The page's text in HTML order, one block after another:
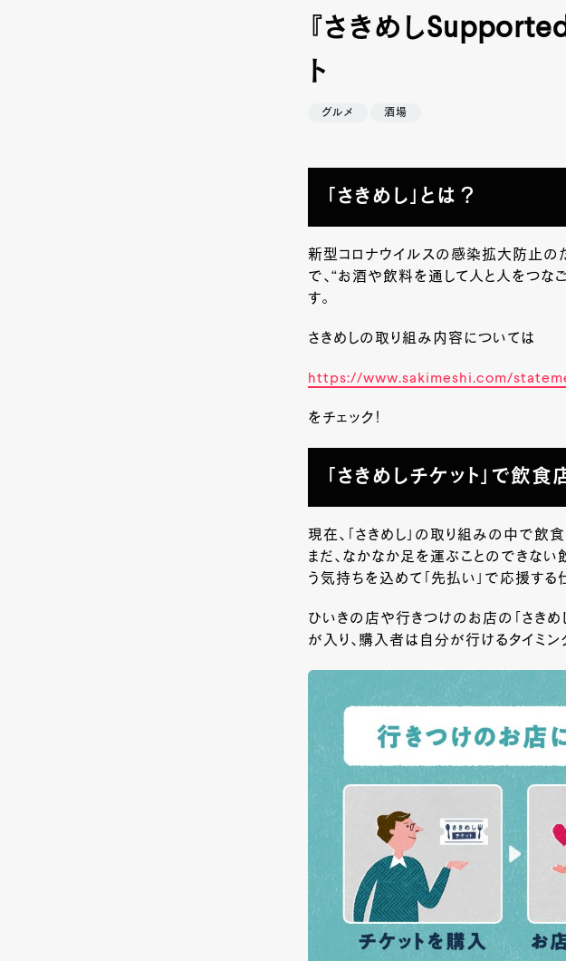
『さきめし
ト
グルメ 酒場
「さきめし」とは？
新型コロナウイルスの感染拡大防止の
で、“お酒や飲料を通して人と人をつな
す。
さきめしの取り組み内容については
https://www.sakimeshi.com/
をチェック！
「さきめしチケット」で飲食
現在、「さきめし」の取り組みの中で飲
まだ、なかなか足を運ぶことのできない
う気持ちを込めて「先払い」で応援する
ひいきの店や行きつけのお店の「さき
が入り、購入者は自分が行けるタイミ